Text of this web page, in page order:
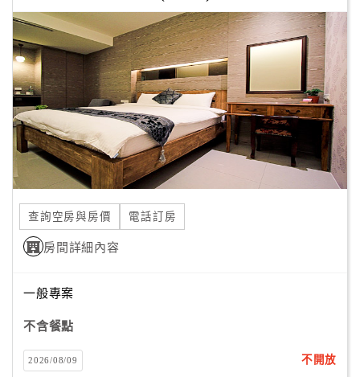
顧
客
滿
意
度
訂
單
管
理
員
戶
查詢空房與房價 電話訂房
房間詳細內容
一般專案
不含餐點
2026/08/09 不開放